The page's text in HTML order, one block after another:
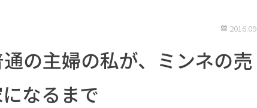
通の主婦の私が、ミンネの売
なるまで